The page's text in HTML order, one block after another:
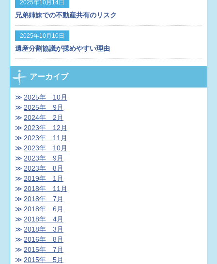
2025年10月14日
兄弟姉妹での不動産共有のリスク
2025年10月10日
遺産分割協議が揉めやすい理由
アーカイブ
2025年 10月
2025年 9月
2024年 2月
2023年 12月
2023年 11月
2023年 10月
2023年 9月
2023年 8月
2019年 1月
2018年 11月
2018年 7月
2018年 6月
2018年 4月
2018年 3月
2016年 8月
2015年 7月
2015年 5月